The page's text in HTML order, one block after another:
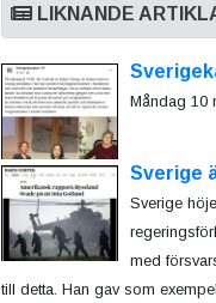
LIKNANDE
Måndag 10
Sverige
Sverige
med
till detta. Han gav som exempel